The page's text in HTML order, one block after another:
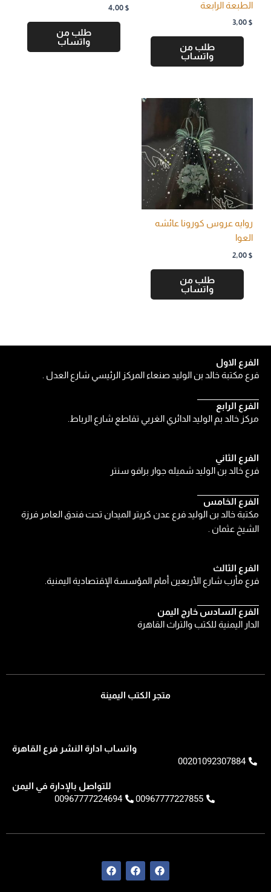
الطبعة الرابعة
3,00 $
طلب من
واتساب
4,00 $
طلب من
واتساب
روايه عروس كورونا عائشه
العوا
2,00 $
طلب من
واتساب
الفرع الثالث
فرع مأرب شارع الأربعين أمام المؤسسة الإقتصادية اليمنية.
الفرع السادس خارج اليمن
الدار اليمنية للكتب والتراث القاهرة
الفرع الثاني
فرع خالد بن الوليد شميله جوار برافو سنتر
الفرع الخامس
مكتبة خالد بن الوليد فرع عدن كريتر الميدان تحت فندق العامر فرزة
الشيخ عثمان .
الفرع الاول
فرع مكتبة خالد بن الوليد صنعاء المركز الرئيسي شارع العدل .
الفرع الرابع
مركز خالد بم الوليد الدائري الغربي تقاطع شارع الرباط.
متجر الكتب اليمينة
واتساب ادارة النشر فرع القاهرة
00201092307884
للتواصل بالإدارة في اليمن
00967777227855
00967777224694
F
a
F
a
F
a